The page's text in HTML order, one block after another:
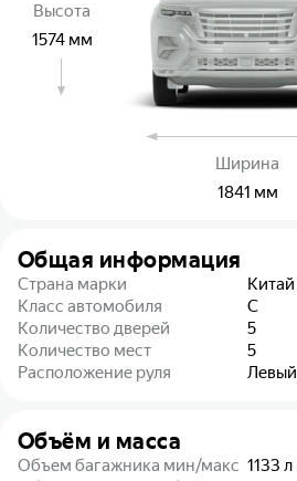
Высота
1574 мм
Ширина
1841 мм
Общая информация
Страна марки
Китай
Класс автомобиля
C
Количество дверей
5
Количество мест
5
Расположение руля
Левый
Объём и масса
Объем багажника мин/макс 1133 л